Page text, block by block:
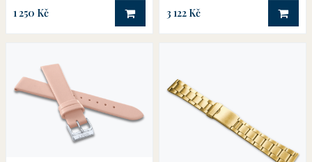
1 250 Kč DO KOŠÍKU
3 122 Kč DO